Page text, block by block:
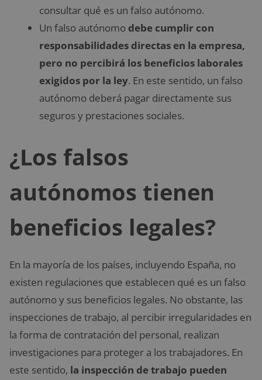
consultar qué es un falso autónomo.
Un falso autónomo debe cumplir con
responsabilidades directas en la empresa,
pero no percibirá los beneficios laborales
exigidos por la ley. En este sentido, un falso
autónomo deberá pagar directamente sus
seguros y prestaciones sociales.
¿Los falsos
autónomos tienen
beneficios legales?
En la mayoría de los países, incluyendo España, no
existen regulaciones que establecen qué es un falso
autónomo y sus beneficios legales. No obstante, las
inspecciones de trabajo, al percibir irregularidades en
la forma de contratación del personal, realizan
investigaciones para proteger a los trabajadores. En
este sentido, la inspección de trabajo pueden